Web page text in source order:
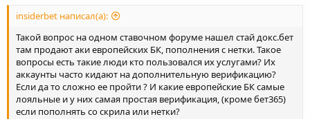
insiderbet написал(а):
Такой вопрос на одном ставочном форуме нашел стай докс.бет
там продают аки европейских БК, пополнения с нетки. Такое
вопросы есть такие люди кто пользовался их услугами? Их
аккаунты часто кидают на дополнительную верификацию?
Если да то сложно ее пройти ? И какие европейские БК самые
лояльные и у них самая простая верификация, (кроме бет365)
если пополнять со скрила или нетки?